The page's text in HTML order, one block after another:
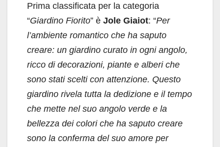
Prima classificata per la categoria
“Giardino Fiorito” è Jole Giaiot: “Per
l’ambiente romantico che ha saputo
creare: un giardino curato in ogni angolo,
ricco di decorazioni, piante e alberi che
sono stati scelti con attenzione. Questo
giardino rivela tutta la dedizione e il tempo
che mette nel suo angolo verde e la
bellezza dei colori che ha saputo creare
sono la conferma del suo amore per